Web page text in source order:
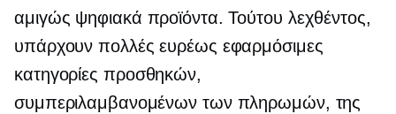
αμιγώς ψηφιακά προϊόντα. Τούτου λεχθέντος,
υπάρχουν πολλές ευρέως εφαρμόσιμες
κατηγορίες προσθηκών,
συμπεριλαμβανομένων των πληρωμών, της